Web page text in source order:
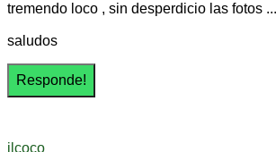
tremendo loco , sin desperdicio las fotos
saludos
ilcoco